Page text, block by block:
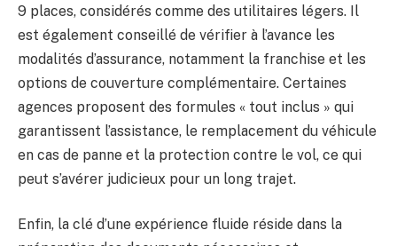
9 places, considérés comme des utilitaires légers. Il
est également conseillé de vérifier à l’avance les
modalités d’assurance, notamment la franchise et les
options de couverture complémentaire. Certaines
agences proposent des formules « tout inclus » qui
garantissent l’assistance, le remplacement du véhicule
en cas de panne et la protection contre le vol, ce qui
peut s’avérer judicieux pour un long trajet.
Enfin, la clé d’une expérience fluide réside dans la